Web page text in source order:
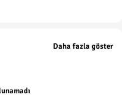
Daha fazla göster